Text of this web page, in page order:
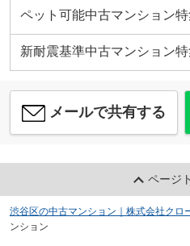
ペット可能中古マンション
新耐震基準中古マンション
メールで共有する
ページ
渋谷区の中古マンション｜株式会社クロ
ンション